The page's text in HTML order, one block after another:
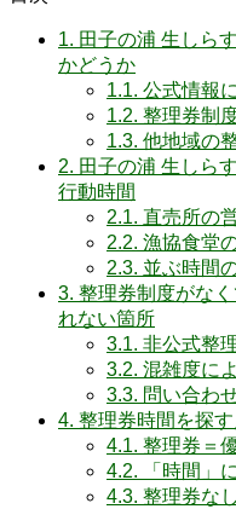
1. 田子の浦 生しら
かどうか
1.1. 公式情報
1.2. 整理券制
1.3. 他地域の
2. 田子の浦 生しら
行動時間
2.1. 直売所の
2.2. 漁協食堂
2.3. 並ぶ時間
3. 整理券制度がな
れない箇所
3.1. 非公式整
3.2. 混雑度に
3.3. 問い合わ
4. 整理券時間を探
4.1. 整理券＝
4.2. 「時間」
4.3. 整理券な